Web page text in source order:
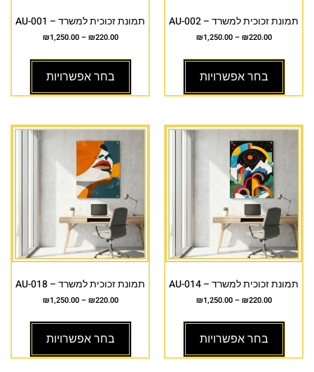
תמונת זכוכית למשרד – AU-002
₪220.00
–
₪1,250.00
בחר אפשרויות
תמונת זכוכית למשרד – AU-001
₪220.00
–
₪1,250.00
בחר אפשרויות
תמונת זכוכית למשרד – AU-014
₪220.00
–
₪1,250.00
בחר אפשרויות
תמונת זכוכית למשרד – AU-018
₪220.00
–
₪1,250.00
בחר אפשרויות